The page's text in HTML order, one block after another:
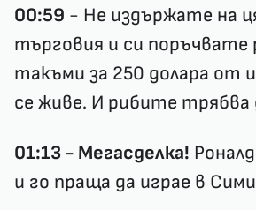
00:59 - Не издържате на
търговия и си поръчвате
такъми за 250 долара от
се живе. И рибите трябва
01:13 - Мегасделка!
и го праща да играе в